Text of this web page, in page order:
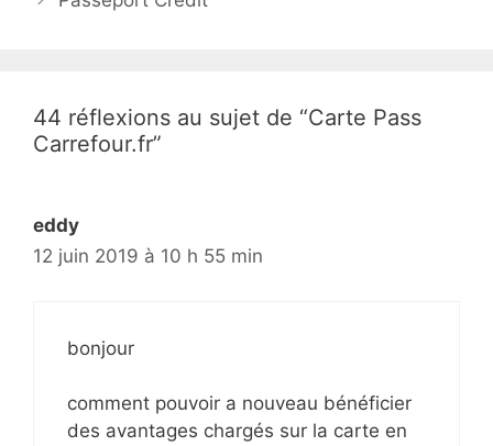
t
i
d
e
44 réflexions au sujet de “Carte Pass
Carrefour.fr”
eddy
12 juin 2019 à 10 h 55 min
bonjour
comment pouvoir a nouveau bénéficier
des avantages chargés sur la carte en